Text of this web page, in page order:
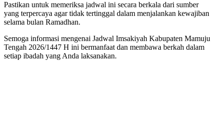
Pastikan untuk memeriksa jadwal ini secara berkala dari sumber
yang terpercaya agar tidak tertinggal dalam menjalankan kewajiban
selama bulan Ramadhan.
Semoga informasi mengenai Jadwal Imsakiyah Kabupaten Mamuju
Tengah 2026/1447 H ini bermanfaat dan membawa berkah dalam
setiap ibadah yang Anda laksanakan.